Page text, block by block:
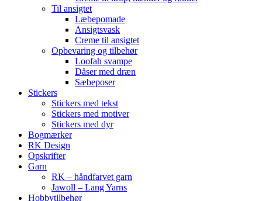
Til ansigtet
Læbepomade
Ansigtsvask
Creme til ansigtet
Opbevaring og tilbehør
Loofah svampe
Dåser med dræn
Sæbeposer
Stickers
Stickers med tekst
Stickers med motiver
Stickers med dyr
Bogmærker
RK Design
Opskrifter
Garn
RK – håndfarvet garn
Jawoll – Lang Yarns
Hobbytilbehør